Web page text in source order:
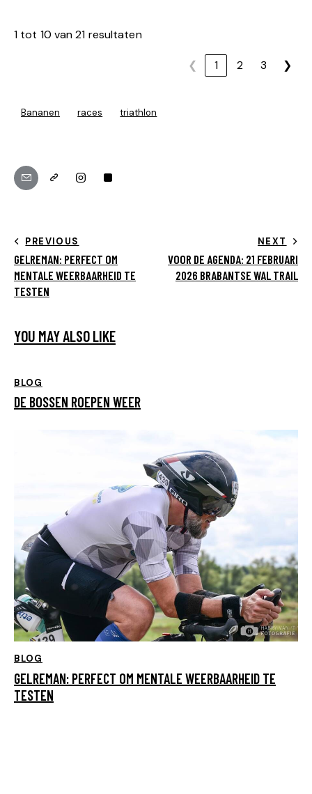
1 tot 10 van 21 resultaten
❮ 1 2 3 ❯
Bananen races triathlon
PREVIOUS
GELREMAN: PERFECT OM
MENTALE WEERBAARHEID TE
TESTEN
NEXT
VOOR DE AGENDA: 21 FEBRUARI
2026 BRABANTSE WAL TRAIL
YOU MAY ALSO LIKE
BLOG
DE BOSSEN ROEPEN WEER
BLOG
GELREMAN: PERFECT OM MENTALE WEERBAARHEID TE
TESTEN